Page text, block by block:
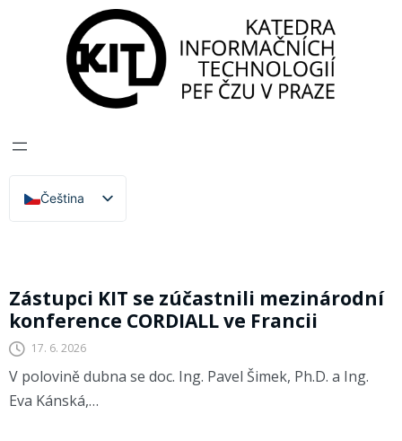
Čeština
English
Katedra informačních technologií >Projekty
CODECS
CODECS
Zástupci KIT se zúčastnili mezinárodní
konference CORDIALL ve Francii
17. 6. 2026
V polovině dubna se doc. Ing. Pavel Šimek, Ph.D. a Ing.
Eva Kánská,…
CODECS